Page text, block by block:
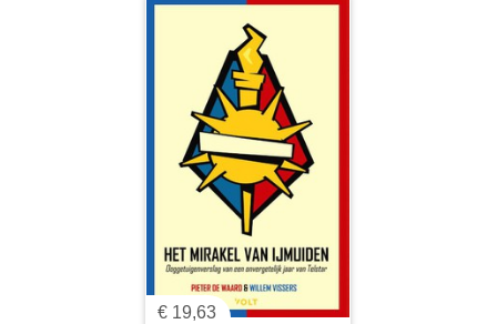
€ 19,63